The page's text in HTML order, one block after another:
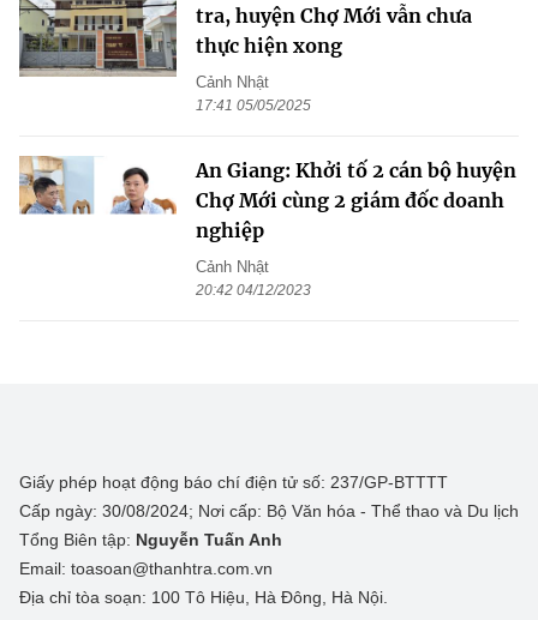
tra, huyện Chợ Mới vẫn chưa
thực hiện xong
Cảnh Nhật
17:41 05/05/2025
An Giang: Khởi tố 2 cán bộ huyện
Chợ Mới cùng 2 giám đốc doanh
nghiệp
Cảnh Nhật
20:42 04/12/2023
Giấy phép hoạt động báo chí điện tử số: 237/GP-BTTTT
Cấp ngày: 30/08/2024; Nơi cấp: Bộ Văn hóa - Thể thao và Du lịch
Tổng Biên tập: Nguyễn Tuấn Anh
Email: toasoan@thanhtra.com.vn
Địa chỉ tòa soạn: 100 Tô Hiệu, Hà Đông, Hà Nội.